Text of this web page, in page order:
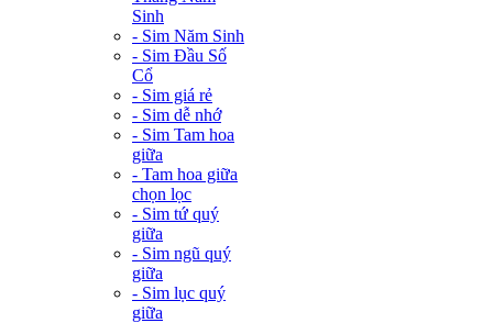
Sinh
- Sim Năm Sinh
- Sim Đầu Số
Cổ
- Sim giá rẻ
- Sim dễ nhớ
- Sim Tam hoa
giữa
- Tam hoa giữa
chọn lọc
- Sim tứ quý
giữa
- Sim ngũ quý
giữa
- Sim lục quý
giữa